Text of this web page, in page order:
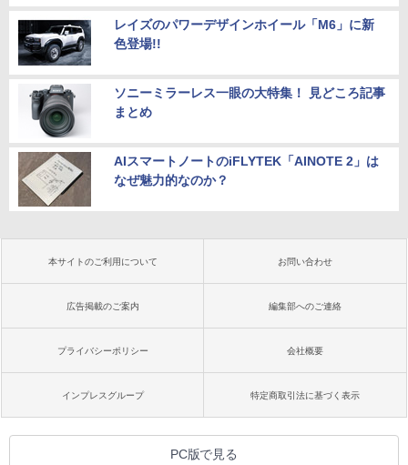
レイズのパワーデザインホイール「M6」に新
色登場!!
ソニーミラーレス一眼の大特集！ 見どころ記事
まとめ
AIスマートノートのiFLYTEK「AINOTE 2」は
なぜ魅力的なのか？
本サイトのご利用について お問い合わせ
広告掲載のご案内 編集部へのご連絡
プライバシーポリシー 会社概要
インプレスグループ 特定商取引法に基づく表示
PC版で見る